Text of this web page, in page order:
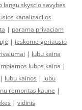
langu skyscio savybes
kanalizacijos
| parama privaciam
| ieskome geriausio
| lubu kaina
lubos kaina |
| lubu kainos | lubu
remontas kaune |
| vidinis